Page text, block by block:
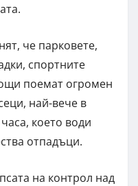
че парковете,
спортните
поемат огромен
най-вече в
което води
отпадъци.
на контрол над